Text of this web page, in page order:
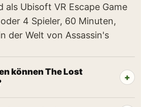
als Ubisoft VR Escape Game
4 Spieler, 60 Minuten,
der Welt von Assassin's
können The Lost